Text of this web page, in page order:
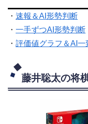
・ 速報＆AI形勢判断
・ 一手ずつAI形勢判断
・ 評価値グラフ＆AI一
藤井聡太の将